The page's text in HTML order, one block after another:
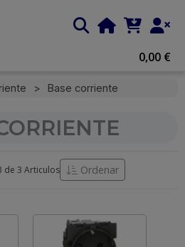
0,00 €
> Base corriente
de 3 Articulos Ordenar